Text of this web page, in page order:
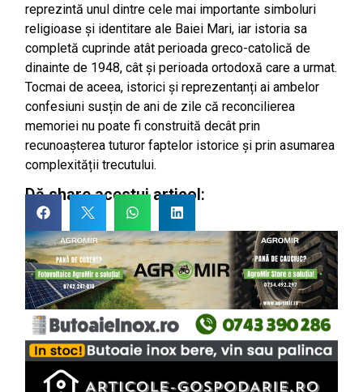
reprezintă unul dintre cele mai importante simboluri
religioase și identitare ale Baiei Mari, iar istoria sa
completă cuprinde atât perioada greco-catolică de
dinainte de 1948, cât și perioada ortodoxă care a urmat.
Tocmai de aceea, istorici și reprezentanți ai ambelor
confesiuni susțin de ani de zile că reconcilierea
memoriei nu poate fi construită decât prin
recunoașterea tuturor faptelor istorice și prin asumarea
complexității trecutului.
Dă share acestui articol: